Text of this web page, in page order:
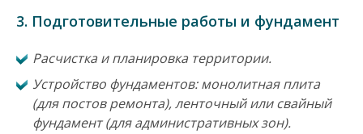
3. Подготовительные работы и фундамент
Расчистка и планировка территории.
Устройство фундаментов: монолитная плита
(для постов ремонта), ленточный или свайный
фундамент (для административных зон).